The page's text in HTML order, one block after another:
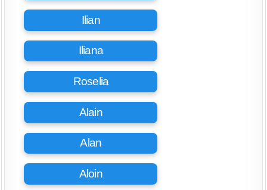
Ilian
Iliana
Roselia
Alain
Alan
Aloin